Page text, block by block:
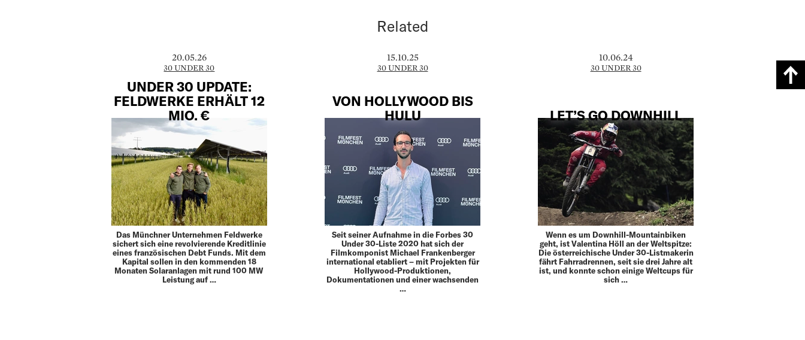
Related
20.05.26
30 UNDER 30
UNDER 30 UPDATE:
FELDWERKE ERHÄLT 12
MIO. €
Das Münchner Unternehmen Feldwerke
sichert sich eine revolvierende Kreditlinie
eines französischen Debt Funds. Mit dem
Kapital sollen in den kommenden 18
Monaten Solaranlagen mit rund 100 MW
Leistung auf …
15.10.25
30 UNDER 30
VON HOLLYWOOD BIS
HULU
Seit seiner Aufnahme in die Forbes 30
Under 30-Liste 2020 hat sich der
Filmkomponist Michael Frankenberger
international etabliert – mit Projekten für
Hollywood-Produktionen,
Dokumentationen und einer wachsenden
…
10.06.24
30 UNDER 30
LET’S GO DOWNHILL
Wenn es um Downhill-Mountainbiken
geht, ist Valentina Höll an der Weltspitze:
Die österreichische Under 30-Listmakerin
fährt Fahrradrennen, seit sie drei Jahre alt
ist, und konnte schon einige Weltcups für
sich …